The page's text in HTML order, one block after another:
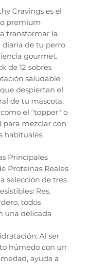
Cravings es el
premium
transformar la
de tu perro
gourmet.
de 12 sobres
saludable
despiertan el
de tu mascota,
el "topper" o
para mezclar con
habituales.
Principales
Proteínas Reales:
selección de tres
Res,
todos
una delicada
Al ser
húmedo con un
ayuda a